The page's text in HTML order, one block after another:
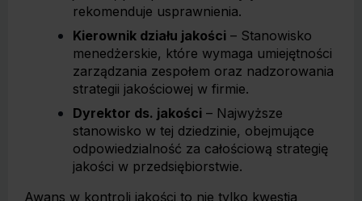
rekomenduje usprawnienia.
Kierownik działu jakości – Stanowisko
menedżerskie, które wymaga umiejętności
zarządzania zespołem oraz nadzorowania
strategii jakościowej w firmie.
Dyrektor ds. jakości – Najwyższe
stanowisko w tej dziedzinie, obejmujące
odpowiedzialność za całościową strategię
jakości w przedsiębiorstwie.
Awans w kontroli jakości to nie tylko kwestia